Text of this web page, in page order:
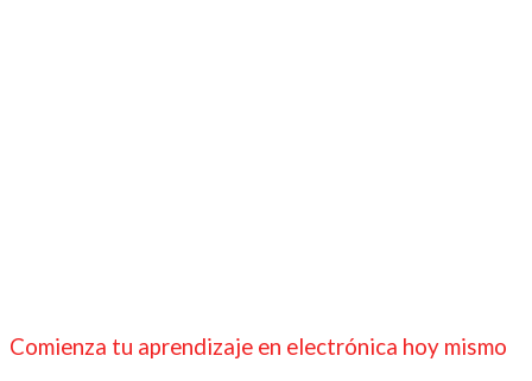
Comienza tu aprendizaje en electrónica hoy mismo